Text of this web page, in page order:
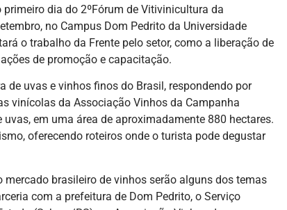
dia do 2ºFórum de Vitivinicultura da
no Campus Dom Pedrito da Universidade
o trabalho da Frente pelo setor, como a liberação de
de promoção e capacitação.
de uvas e vinhos finos do Brasil, respondendo por
vinícolas da Associação Vinhos da Campanha
em uma área de aproximadamente 880 hectares.
oferecendo roteiros onde o turista pode degustar
brasileiro de vinhos serão alguns dos temas
com a prefeitura de Dom Pedrito, o Serviço